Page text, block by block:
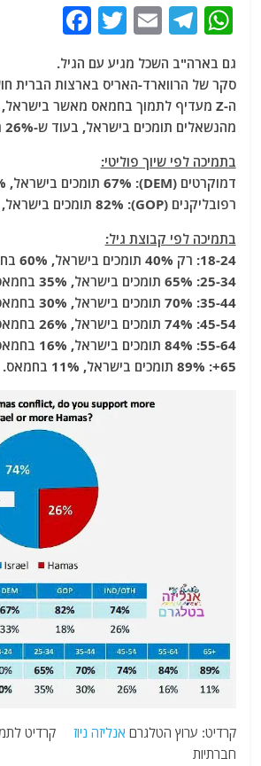
W
at
s
A
p
p
T
e
g
ra
m
E
ai
l
T
itt
er
a
c
e
b
o
k
גם בארה"ב השכל מגיע עם הגיל.
סקר של הרווארד-האריס בארצות הברית
מהנשאלים תומכים בישראל, בעוד ש-26% תומכים בחמאס.
בתמיכה לפי שיוך פוליטי:
דמוקרטים (DEM): 67% תומכים בישראל, 33% בחמאס.
רפובליקנים (GOP): 82% תומכים בישראל, 18% בחמאס.
בתמיכה לפי קבוצת גיל:
18-24: רק 40% תומכים בישראל, 60% בחמאס.
25-34: 65% תומכים בישראל, 35% בחמאס.
35-44: 70% תומכים בישראל, 30% בחמאס.
45-54: 74% תומכים בישראל, 26% בחמאס.
55-64: 84% תומכים בישראל, 16% בחמאס.
65+: 89% תומכים בישראל, 11% בחמאס.
קרדיט: ערוץ הטלגרם אנליזה ניוז קרדיט
חברתיות